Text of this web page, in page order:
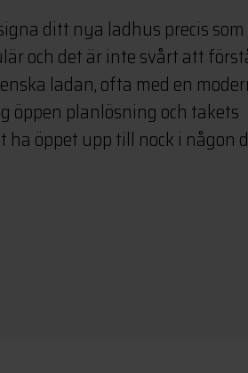
ditt nya ladhus precis
och det är inte svårt att
ladan, ofta med en
öppen planlösning och takets
öppet upp till nock i någon